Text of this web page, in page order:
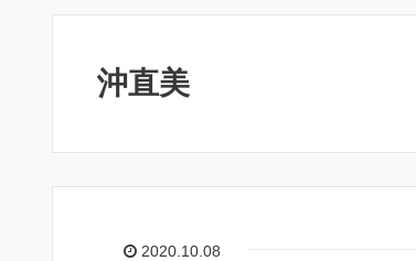
沖直美
2020.10.08